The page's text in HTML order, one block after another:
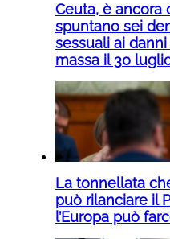
Ceuta, è ancora
spuntano sei
sessuali ai
massa il 30
La tonnellata
può rilanciare il
l’Europa può